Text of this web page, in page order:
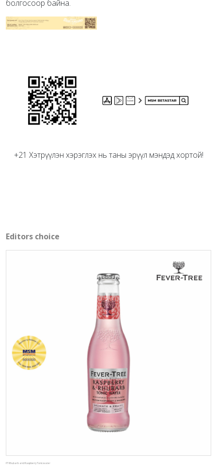
болгосоор байна.
+21 Хэтрүүлэн хэрэглэх нь таны эрүүл мэндэд хортой!
Editors choice
FT Rhubarb and Raspberry Tonic water